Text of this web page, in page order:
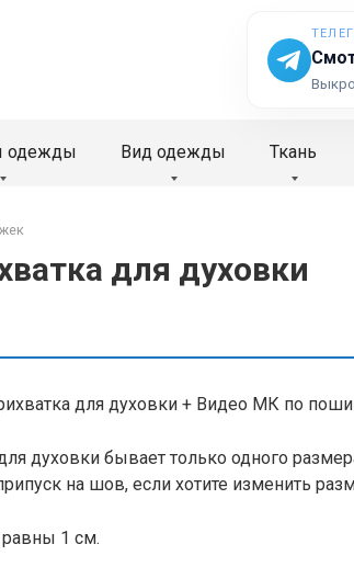
одежды Вид одежды Ткань
для духовки
для духовки + Видео МК по
духовки бывает только одного
на шов, если хотите изменить
1 см.